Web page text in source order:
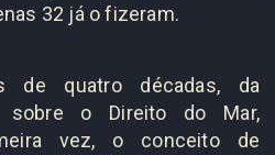
32 já o fizeram.
de quatro décadas, da
sobre o Direito do Mar,
vez, o conceito de